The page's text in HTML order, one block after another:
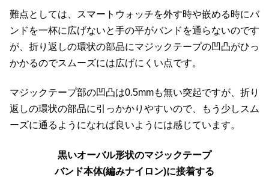
難点としては、スマートウォッチを外す時や嵌める時にバ
ンドを一杯に広げないと手の平がバンドを通らないのです
が、折り返しの環状の部品にマジックテープの凹凸がひっ
かかるのでスムーズには広げにくい点です。
マジックテープ部の凹凸は0.5mmも無い突起ですが、折り
返しの環状の部品に引っかかりやすいので、もう少しスム
ーズに通るようになれば良いようには感じています。
黒いオーバル形状のマジックテープ
バンド本体(編みナイロン)に接着する